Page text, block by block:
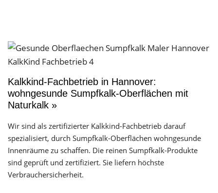
Kalkkind-Fachbetrieb in Hannover:
wohngesunde Sumpfkalk-Oberflächen mit
Naturkalk »
Wir sind als zertifizierter Kalkkind-Fachbetrieb darauf
spezialisiert, durch Sumpfkalk-Oberflächen wohngesunde
Innenräume zu schaffen. Die reinen Sumpfkalk-Produkte
sind geprüft und zertifiziert. Sie liefern höchste
Verbrauchersicherheit.